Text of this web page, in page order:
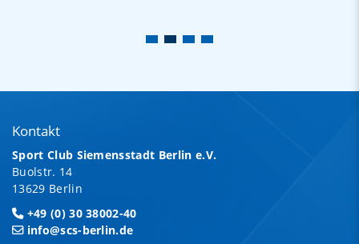
Kontakt
Sport Club Siemensstadt Berlin e.V.
Buolstr. 14
13629 Berlin
+49 (0) 30 38002-40
info@scs-berlin.de